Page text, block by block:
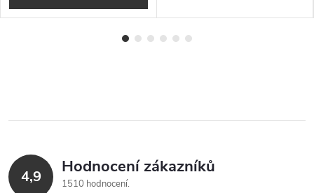
4,9 Hodnocení zákazníků
1510 hodnocení